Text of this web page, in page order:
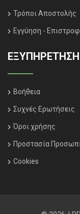
Τρόποι Αποστολής
Εγγύηση -
Βοήθεια
Συχνές Ερωτήσεις
Όροι χρήσης
Προστασία
Cookies